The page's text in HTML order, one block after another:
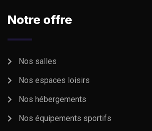
Notre offre
Nos salles
Nos espaces loisirs
Nos hébergements
Nos équipements sportifs